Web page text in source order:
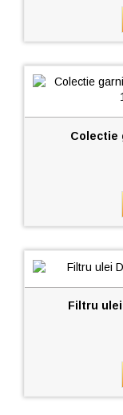
Colectie
Filtru ulei